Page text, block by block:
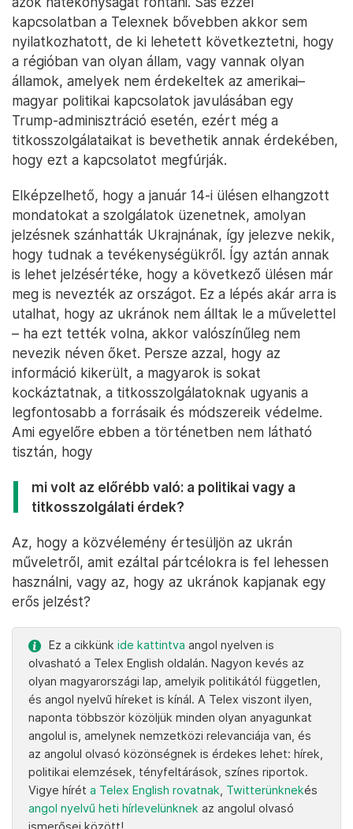
kapcsolatban a Telexnek bővebben akkor sem
nyilatkozhatott, de ki lehetett következtetni, hogy
a régióban van olyan állam, vagy vannak olyan
államok, amelyek nem érdekeltek az amerikai–
magyar politikai kapcsolatok javulásában egy
Trump-adminisztráció esetén, ezért még a
titkosszolgálataikat is bevethetik annak érdekében,
hogy ezt a kapcsolatot megfúrják.
Elképzelhető, hogy a január 14-i ülésen elhangzott
mondatokat a szolgálatok üzenetnek, amolyan
jelzésnek szánhatták Ukrajnának, így jelezve nekik,
hogy tudnak a tevékenységükről. Így aztán annak
is lehet jelzésértéke, hogy a következő ülésen már
meg is nevezték az országot. Ez a lépés akár arra is
utalhat, hogy az ukránok nem álltak le a művelettel
– ha ezt tették volna, akkor valószínűleg nem
nevezik néven őket. Persze azzal, hogy az
információ kikerült, a magyarok is sokat
kockáztatnak, a titkosszolgálatoknak ugyanis a
legfontosabb a forrásaik és módszereik védelme.
Ami egyelőre ebben a történetben nem látható
tisztán, hogy
mi volt az előrébb való: a politikai vagy a
titkosszolgálati érdek?
Az, hogy a közvélemény értesüljön az ukrán
műveletről, amit ezáltal pártcélokra is fel lehessen
használni, vagy az, hogy az ukránok kapjanak egy
erős jelzést?
Ez a cikkünk ide kattintva angol nyelven is
olvasható a Telex English oldalán. Nagyon kevés az
olyan magyarországi lap, amelyik politikától független,
és angol nyelvű híreket is kínál. A Telex viszont ilyen,
naponta többször közöljük minden olyan anyagunkat
angolul is, amelynek nemzetközi relevanciája van, és
az angolul olvasó közönségnek is érdekes lehet: hírek,
politikai elemzések, tényfeltárások, színes riportok.
Vigye hírét a Telex English rovatnak Twitterünknekés
angol nyelvű heti hírlevelünknek az angolul olvasó